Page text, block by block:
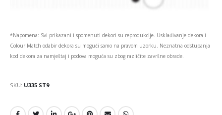
*Napomena: Svi prikazani i spomenuti dekori su reprodukcije. Usklađivanje dekora i
Colour Match odabir dekora su mogući samo na pravom uzorku. Neznatna odstupanja
kod dekora za namještaj i podova moguća su zbog različite završne obrade.
SKU: U335 ST9